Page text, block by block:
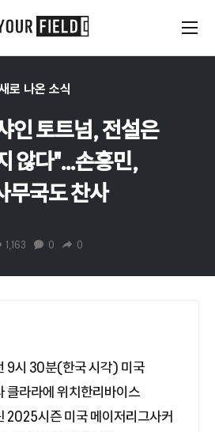
로 나온 소식
인 토트넘, 전설은
않다"...손흥민,
무국도 찬사
1,163 0 0
9시 30분(한국 시각) 미국
클라라에 위치한리바이스
2025시즌 미국 메이저리그사커